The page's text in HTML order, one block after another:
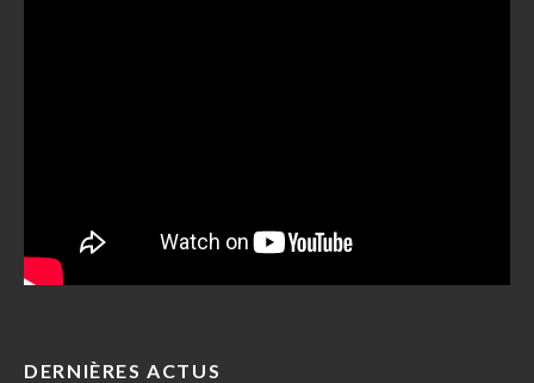
DERNIÈRES ACTUS